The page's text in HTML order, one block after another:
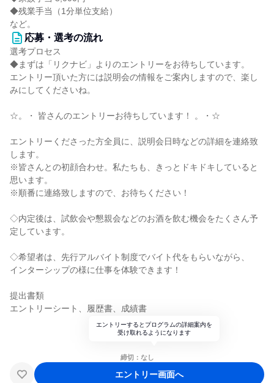
◆残業手当（1分単位支給）
など。
応募・選考の流れ
選考プロセス
◆まずは「リクナビ」よりのエントリーをお待ちしています。
エントリー頂いた方には説明会の情報をご案内しますので、楽し
みにしてくださいね。
☆。・ 皆さんのエントリーお待ちしています！ 。・☆
エントリーくださった方全員に、説明会日時などの詳細を連絡致
します。
※皆さんとの初顔合わせ。私たちも、きっとドキドキしていると
思います。
※順番に連絡致しますので、お待ちください！
◇内定後は、試飲会や懇親会などのお酒を飲む機会をたくさん予
定しています。
◇希望者は、先行アルバイト制度でバイト代をもらいながら、
インターシップの様に仕事を体験できます！
提出書類
エントリーシート、履歴書、成績書
エントリーするとプログラムの詳細案内を
受け取れるようになります
締切：なし
エントリー画面へ